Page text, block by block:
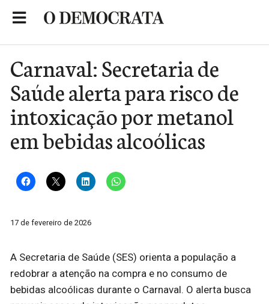
Carnaval: Secretaria de
Saúde alerta para risco de
intoxicação por metanol
em bebidas alcoólicas
17 de fevereiro de 2026
A Secretaria de Saúde (SES) orienta a população a
redobrar a atenção na compra e no consumo de
bebidas alcoólicas durante o Carnaval. O alerta busca